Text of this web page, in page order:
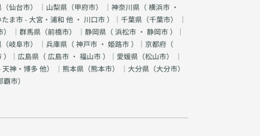
（仙台市） ｜山梨県（甲府市） ｜神奈川県（横浜市 ・
たま市 - 大宮・浦和 他 ・ 川口市）｜千葉県（千葉市） ｜
） ｜群馬県（前橋市） ｜静岡県（浜松市 ・ 静岡市）｜
（岐阜市） ｜兵庫県（神戸市 ・ 姫路市）｜京都府（
）｜広島県（ 広島市 ・ 福山市）｜愛媛県（松山市） ｜
天神・博多 他） ｜熊本県（熊本市） ｜大分県（大分市）
覇市）